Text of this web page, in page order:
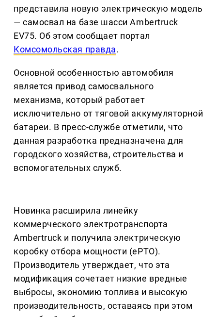
представила новую электрическую модель
— самосвал на базе шасси Ambertruck
EV75. Об этом сообщает портал
Комсомольская правда.
Основной особенностью автомобиля
является привод самосвального
механизма, который работает
исключительно от тяговой аккумуляторной
батареи. В пресс-службе отметили, что
данная разработка предназначена для
городского хозяйства, строительства и
вспомогательных служб.
Новинка расширила линейку
коммерческого электротранспорта
Ambertruck и получила электрическую
коробку отбора мощности (ePTO).
Производитель утверждает, что эта
модификация сочетает низкие вредные
выбросы, экономию топлива и высокую
производительность, оставаясь при этом